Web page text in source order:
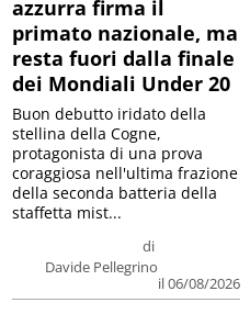
azzurra firma il
primato nazionale, ma
resta fuori dalla finale
dei Mondiali Under 20
di
Davide Pellegrino
il 06/08/2026
Buon debutto iridato della
stellina della Cogne,
protagonista di una prova
coraggiosa nell'ultima frazione
della seconda batteria della
staffetta mist...